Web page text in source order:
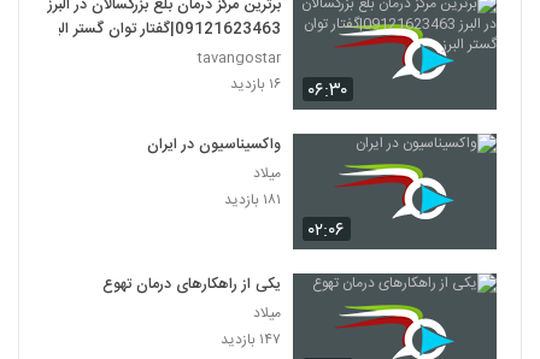
۰۶:۳۰
09121623463|گفتار توان گستر البرز
tavangostar
۱۶ بازدید
۰۲:۰۶
واکسیناسیون در ایران
میلاد
۱۸۱ بازدید
یکی از راهکارهای درمان تهوع
میلاد
۱۴۷ بازدید